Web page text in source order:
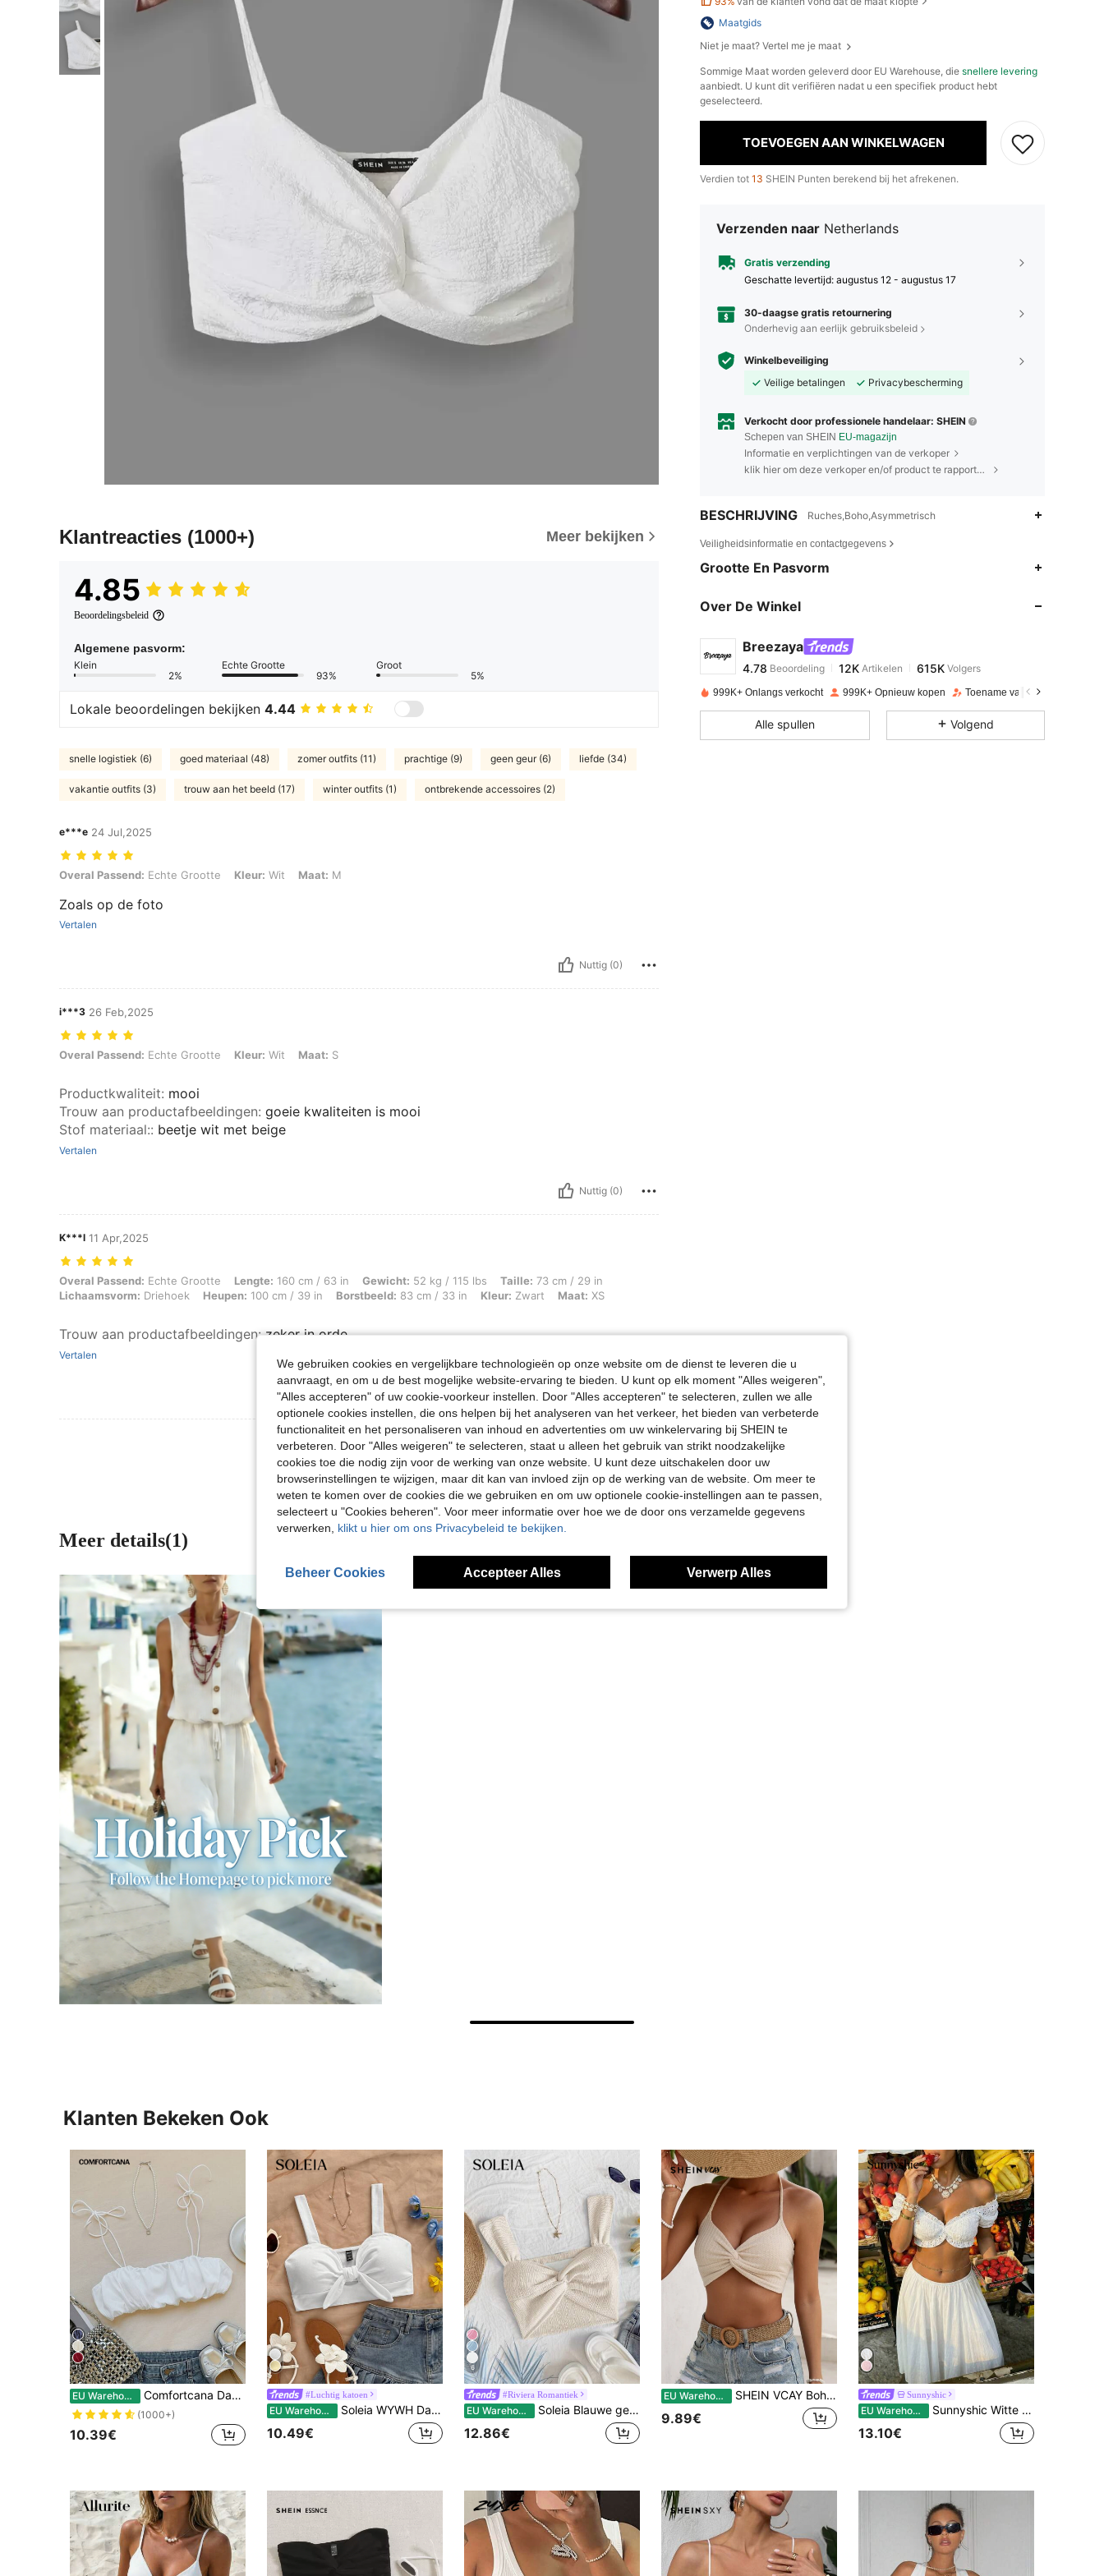
Klantreacties (1000+) Meer bekijken
4.85
Beoordelingsbeleid
Algemene pasvorm:
Klein
2%
Echte Grootte
93%
Groot
5%
Lokale beoordelingen bekijken 4.44
snelle logistiek (6) goed materiaal (48) zomer outfits (11) prachtige (9) geen geur (6) liefde (34)
vakantie outfits (3) trouw aan het beeld (17) winter outfits (1) ontbrekende accessoires (2)
e***e 24 Jul,2025
Overal Passend: Echte Grootte, Kleur: Wit, Maat: M
Overal Passend: Echte Grootte Kleur: Wit Maat: M
Zoals op de foto
Vertalen
Nuttig (0)
i***3 26 Feb,2025
Overal Passend: Echte Grootte, Kleur: Wit, Maat: S
Overal Passend: Echte Grootte Kleur: Wit Maat: S
Productkwaliteit: mooi
Trouw aan productafbeeldingen: goeie kwaliteiten is mooi
Stof materiaal:: beetje wit met beige
Vertalen
Nuttig (0)
K***l 11 Apr,2025
Overal Passend: Echte Grootte, Lengte: 160 cm / 63 in, Gewicht: 52 kg / 115 lbs, Taille: 73 cm / 29 in, Lichaamsvorm: Driehoek, Heupen: 100 cm / 39 in, Borstbeeld: 83 cm / 33 in, Kleur: Zwart, Maat: XS
Overal Passend: Echte Grootte Lengte: 160 cm / 63 in Gewicht: 52 kg / 115 lbs Taille: 73 cm / 29 in
Lichaamsvorm: Driehoek Heupen: 100 cm / 39 in Borstbeeld: 83 cm / 33 in Kleur: Zwart Maat: XS
Trouw aan productafbeeldingen:zeker in orde
Vertalen
Nuttig (0)
Meer Beoordelingen Bekijken
Maatgids
Niet je maat? Vertel me je maat
​Sommige Maat worden geleverd door EU Warehouse, die snellere levering
aanbiedt. U kunt dit verifiëren nadat u een specifiek product hebt
geselecteerd.
TOEVOEGEN AAN WINKELWAGEN
Verdien tot 13 SHEIN Punten berekend bij het afrekenen.
Verzenden naar Netherlands
Gratis verzending
Geschatte levertijd: augustus 12 - augustus 17
30-daagse gratis retournering
Onderhevig aan eerlijk gebruiksbeleid
Winkelbeveiliging
Veilige betalingen
Privacybescherming
Verkocht door professionele handelaar: SHEIN
Schepen van SHEIN EU-magazijn
Informatie en verplichtingen van de verkoper
klik hier om deze verkoper en/of product te rapporteren.
BESCHRIJVING Ruches,Boho,Asymmetrisch
Veiligheidsinformatie en contactgegevens
Grootte En Pasvorm
Over De Winkel
Breezaya
4.78
4.78 Beoordeling 12K
3***5betaalde11 uur geleden
999K+ Onlangs verkocht 999K+ Opnieuw kopen Toename van volgers 15%
Alle spullen Volgend
Meer details(1)
Klanten Bekeken Ook
11
EU Warehouse Comfortcana Dames effen kleur geplooide riem Casual dagelijks gebruik Lente zomer tanktop
(1000+)
10.39€
#Luchtig katoen
EU Warehouse Soleia WYWH Dames Vakantie Knoop Voorkant Effen Crop Cami Wit Topje
10.49€
6
#Riviera Romantiek
EU Warehouse Soleia Blauwe gebreide top met metallic draad, gedraaide knoop, sweetheart-hals en open rug voor dames, geschikt voor op vakantie
12.86€
EU Warehouse SHEIN VCAY Boho Eenkleurig Tanktop & hemd Zonder rug Tie Terug Twist
9.89€
Sunnyshic
EU Warehouse Sunnyshic Witte geborduurde kant holle stof cropped schattige off-shoulder volant rand super korte blouse
13.10€
We gebruiken cookies en vergelijkbare technologieën op onze website om de dienst te leveren die u
aanvraagt, en om u de best mogelijke website-ervaring te bieden. U kunt op elk moment "Alles weigeren",
"Alles accepteren" of uw cookie-voorkeur instellen. Door "Alles accepteren" te selecteren, zullen we alle
optionele cookies instellen, die ons helpen bij het analyseren van het verkeer, het bieden van verbeterde
functionaliteit en het personaliseren van inhoud en advertenties om uw winkelervaring bij SHEIN te
verbeteren. Door "Alles weigeren" te selecteren, staat u alleen het gebruik van strikt noodzakelijke
cookies toe die nodig zijn voor de werking van onze website. U kunt deze uitschakelen door uw
browserinstellingen te wijzigen, maar dit kan van invloed zijn op de werking van de website. Om meer te
weten te komen over de cookies die we gebruiken en om uw optionele cookie-instellingen aan te passen,
selecteert u "Cookies beheren". Voor meer informatie over hoe we de door ons verzamelde gegevens
verwerken, klikt u hier om ons Privacybeleid te bekijken.
Beheer Cookies Accepteer Alles Verwerp Alles